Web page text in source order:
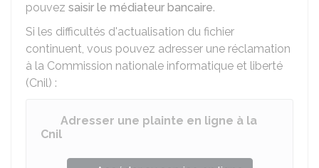
pouvez saisir le médiateur bancaire.
Si les difficultés d'actualisation du fichier
continuent, vous pouvez adresser une réclamation
à la Commission nationale informatique et liberté
(Cnil) :
Adresser une plainte en ligne à la
Cnil